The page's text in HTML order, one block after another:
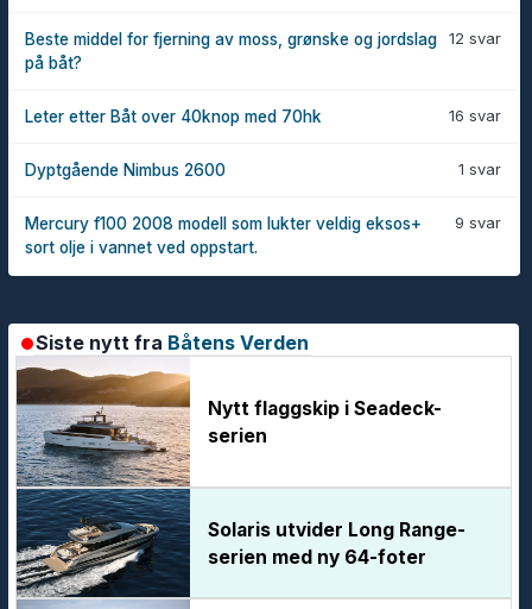
12 svar
Beste middel for fjerning av moss, grønske og jordslag
på båt?
16 svar
Leter etter Båt over 40knop med 70hk
1 svar
Dyptgående Nimbus 2600
9 svar
Mercury f100 2008 modell som lukter veldig eksos+
sort olje i vannet ved oppstart.
Siste nytt fra Båtens Verden
Nytt flaggskip i Seadeck-
serien
Solaris utvider Long Range-
serien med ny 64-foter